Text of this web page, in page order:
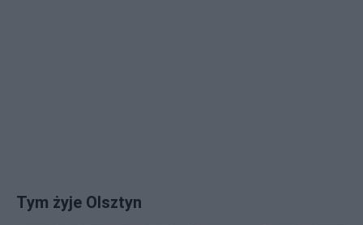
Tym żyje Olsztyn